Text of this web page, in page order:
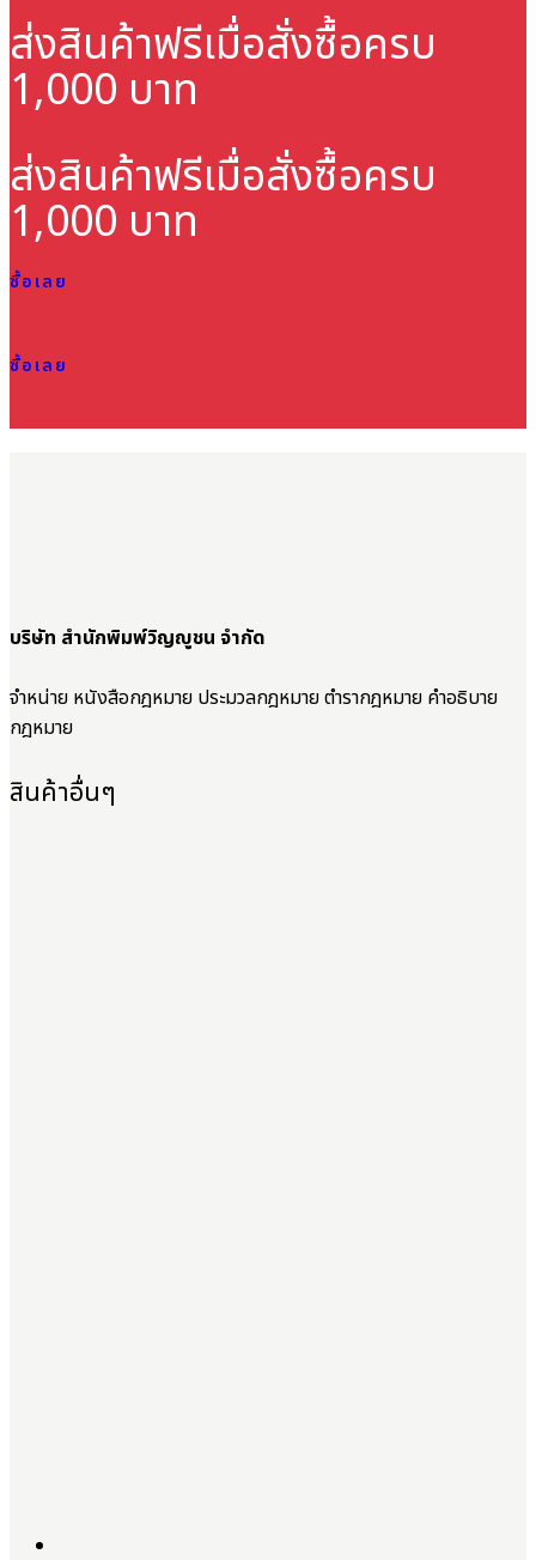
ส่งสินค้าฟรีเมื่อสั่งซื้อครบ
1,000 บาท
ส่งสินค้าฟรีเมื่อสั่งซื้อครบ
1,000 บาท
ซื้อเลย
ซื้อเลย
บริษัท สำนักพิมพ์วิญญูชน จำกัด
จำหน่าย หนังสือกฎหมาย ประมวลกฎหมาย ตำรากฎหมาย คำอธิบาย
กฎหมาย
สินค้าอื่นๆ